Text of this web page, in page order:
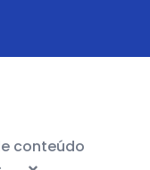
conteúdo